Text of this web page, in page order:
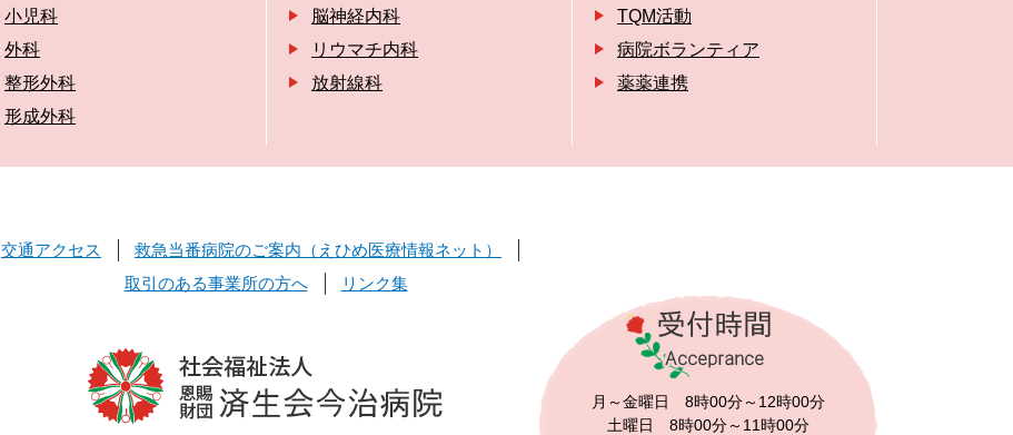
小児科
外科
整形外科
形成外科
脳神経内科
リウマチ内科
放射線科
TQM活動
病院ボランティア
薬薬連携
交通アクセス
救急当番病院のご案内（えひめ医療情報ネット）
取引のある事業所の方へ
リンク集
月～金曜日 8時00分～12時00分
土曜日 8時00分～11時00分